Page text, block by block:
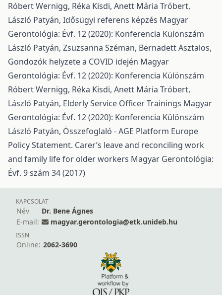
Róbert Wernigg, Réka Kisdi, Anett Mária Tróbert,
László Patyán, Idősügyi referens képzés Magyar
Gerontológia: Évf. 12 (2020): Konferencia Különszám
László Patyán, Zsuzsanna Széman, Bernadett Asztalos,
Gondozók helyzete a COVID idején Magyar
Gerontológia: Évf. 12 (2020): Konferencia Különszám
Róbert Wernigg, Réka Kisdi, Anett Mária Tróbert,
László Patyán, Elderly Service Officer Trainings Magyar
Gerontológia: Évf. 12 (2020): Konferencia Különszám
László Patyán, Összefoglaló - AGE Platform Europe
Policy Statement. Carer’s leave and reconciling work
and family life for older workers Magyar Gerontológia:
Évf. 9 szám 34 (2017)
KAPCSOLAT
Név
Dr. Bene Ágnes
E-mail:
magyar.gerontologia@etk.unideb.hu
ISSN
Online: 2062-3690